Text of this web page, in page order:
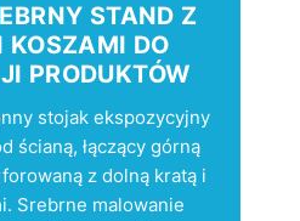
STAND Z
DO
PRODUKTÓW
stojak ekspozycyjny
ścianą, łączący górną
z dolną kratą i
Srebrne malowanie